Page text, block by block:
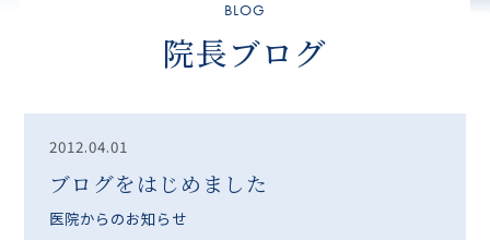
BLOG
院長ブログ
2012.04.01
ブログをはじめました
医院からのお知らせ